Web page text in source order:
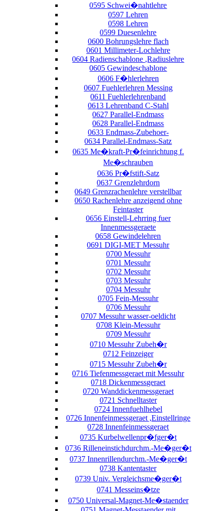
0595 Schwei�nahtlehre
0597 Lehren
0598 Lehren
0599 Duesenlehre
0600 Bohrungslehre flach
0601 Millimeter-Lochlehre
0604 Radienschablone ,Radiuslehre
0605 Gewindeschablone
0606 F�hlerlehren
0607 Fuehlerlehren Messing
0611 Fuehlerlehrenband
0613 Lehrenband C-Stahl
0627 Parallel-Endmass
0628 Parallel-Endmass
0633 Endmass-Zubehoer-
0634 Parallel-Endmass-Satz
0635 Me�kraft-Pr�feinrichtung f.
Me�schrauben
0636 Pr�fstift-Satz
0637 Grenzlehrdorn
0649 Grenzrachenlehre verstellbar
0650 Rachenlehre anzeigend ohne
Feintaster
0656 Einstell-Lehrring fuer
Innenmessgeraete
0658 Gewindelehren
0691 DIGI-MET Messuhr
0700 Messuhr
0701 Messuhr
0702 Messuhr
0703 Messuhr
0704 Messuhr
0705 Fein-Messuhr
0706 Messuhr
0707 Messuhr wasser-oeldicht
0708 Klein-Messuhr
0709 Messuhr
0710 Messuhr Zubeh�r
0712 Feinzeiger
0715 Messuhr Zubeh�r
0716 Tiefenmessgeraet mit Messuhr
0718 Dickenmessgeraet
0720 Wanddickenmessgeraet
0721 Schnelltaster
0724 Innenfuehlhebel
0726 Innenfeinmessgeraet ,Einstellringe
0728 Innenfeinmessgeraet
0735 Kurbelwellenpr�fger�t
0736 Rilleneinstichdurchm.-Me�ger�t
0737 Innenrillendurchm.-Me�ger�t
0738 Kantentaster
0739 Univ. Vergleichsme�ger�t
0741 Messeins�tze
0750 Universal-Magnet-Me�staender